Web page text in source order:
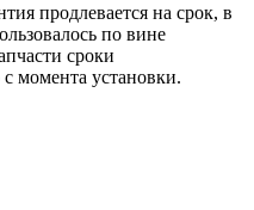
продлевается на срок, в
по вине
сроки
момента установки.